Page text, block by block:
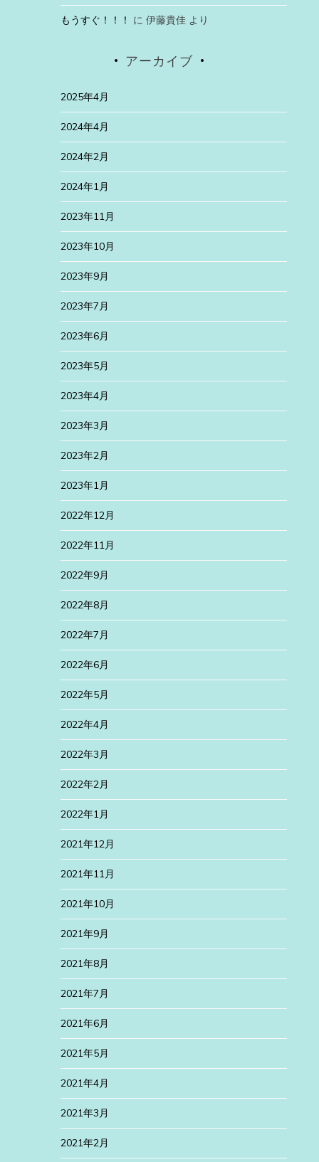
もうすぐ！！！ に 伊藤貴佳より
アーカイブ
2025年4月
2024年4月
2024年2月
2024年1月
2023年11月
2023年10月
2023年9月
2023年7月
2023年6月
2023年5月
2023年4月
2023年3月
2023年2月
2023年1月
2022年12月
2022年11月
2022年9月
2022年8月
2022年7月
2022年6月
2022年5月
2022年4月
2022年3月
2022年2月
2022年1月
2021年12月
2021年11月
2021年10月
2021年9月
2021年8月
2021年7月
2021年6月
2021年5月
2021年4月
2021年3月
2021年2月